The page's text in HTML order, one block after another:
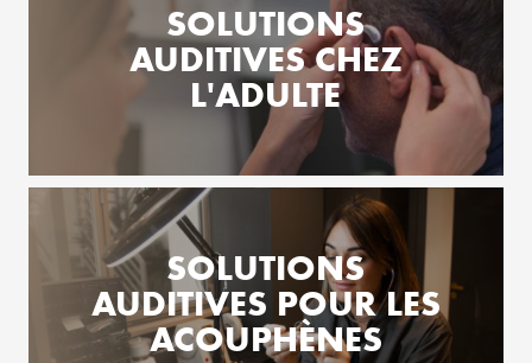
SOLUTIONS
AUDITIVES CHEZ
L'ADULTE
SOLUTIONS
AUDITIVES POUR LES
ACOUPHÈNES